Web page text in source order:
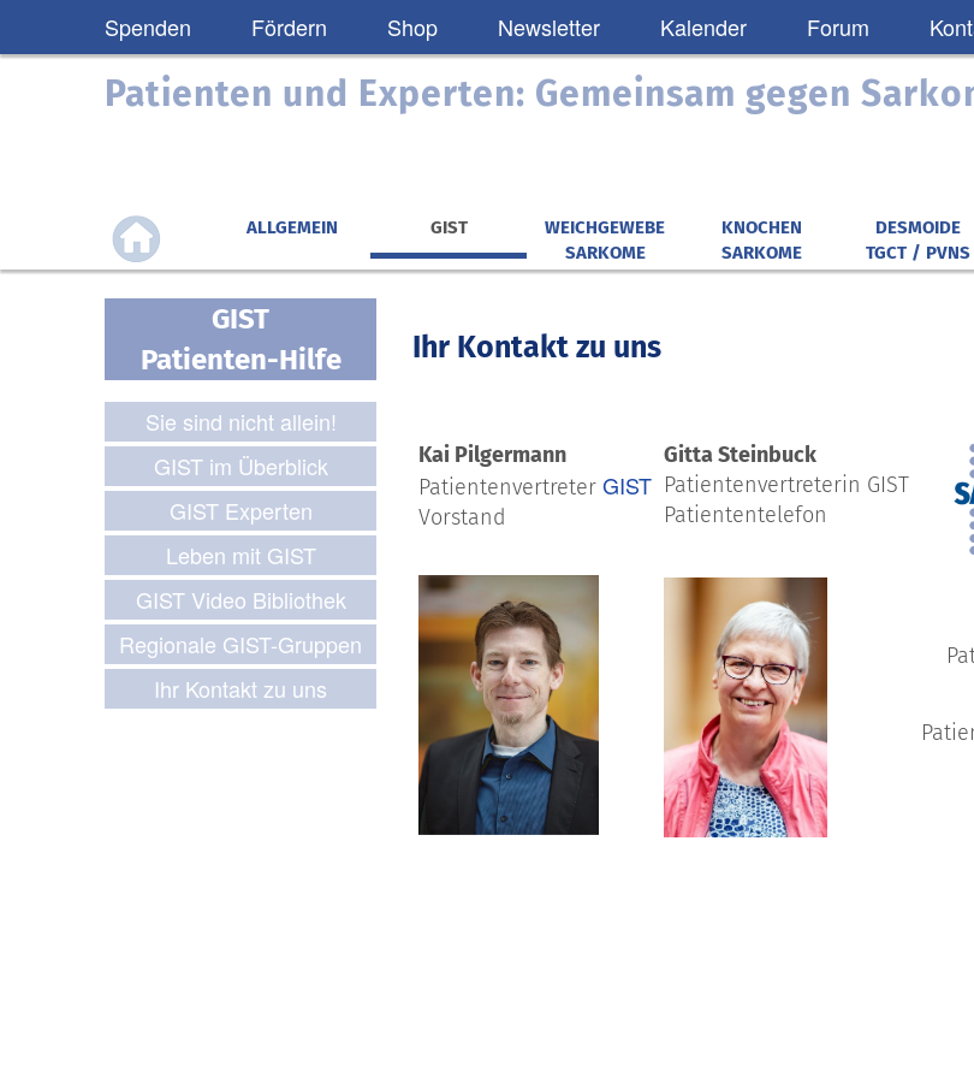
Spenden Fördern Shop Newsletter Kalender Forum
Patienten und Experten: Gemeinsam gegen
ALLGEMEIN GIST
WEICHGEWEBE
SARKOME
KNOCHEN
SARKOME
DESMOIDE
TGCT / PVNS
GIST
Patienten-Hilfe
Sie sind nicht allein!
GIST im Überblick
GIST Experten
Leben mit GIST
GIST Video Bibliothek
Regionale GIST-Gruppen
Ihr Kontakt zu uns
Ihr Kontakt zu uns
Kai Pilgermann
Patientenvertreter GIST
Vorstand
Gitta Steinbuck
Patientenvertreterin GIST
Patiententelefon